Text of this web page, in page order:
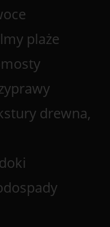
plaże
drewna,